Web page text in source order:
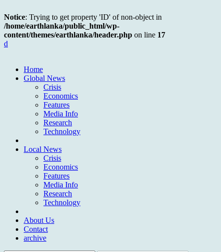
Notice: Trying to get property 'ID' of non-object in
/home/earthlanka/public_html/wp-
content/themes/earthlanka/header.php on line 17
d
Home
Global News
Crisis
Economics
Features
Media Info
Research
Technology
Local News
Crisis
Economics
Features
Media Info
Research
Technology
About Us
Contact
archive